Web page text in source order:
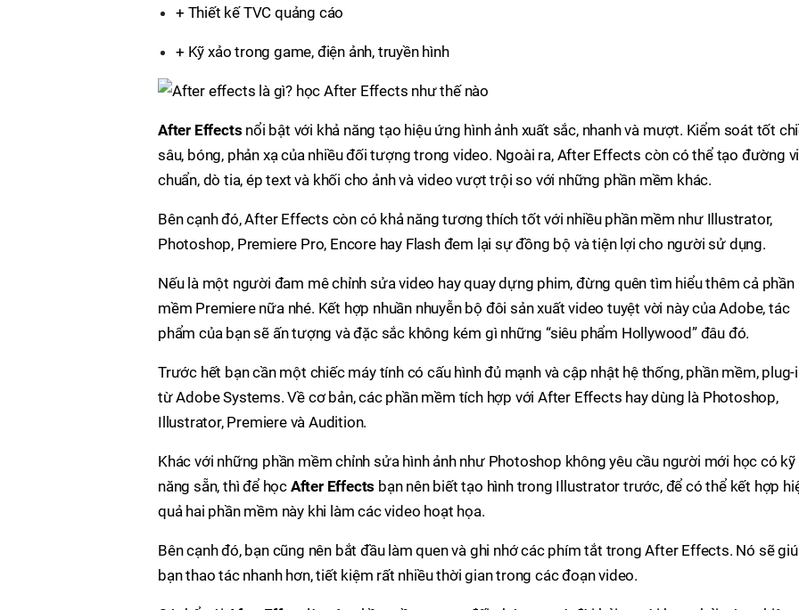
+ Thiết kế TVC quảng cáo
+ Kỹ xảo trong game, điện ảnh, truyền hình
After Effects nổi bật với khả năng tạo hiệu ứng hình ảnh xuất sắc, nhanh và mượt. Kiểm soát tốt
sâu, bóng, phản xạ của nhiều đối tượng trong video. Ngoài ra, After Effects còn có thể tạo đường
chuẩn, dò tia, ép text và khối cho ảnh và video vượt trội so với những phần mềm khác.
Bên cạnh đó, After Effects còn có khả năng tương thích tốt với nhiều phần mềm như Illustrator,
Photoshop, Premiere Pro, Encore hay Flash đem lại sự đồng bộ và tiện lợi cho người sử dụng.
Nếu là một người đam mê chỉnh sửa video hay quay dựng phim, đừng quên tìm hiểu thêm cả phần
mềm Premiere nữa nhé. Kết hợp nhuần nhuyễn bộ đôi sản xuất video tuyệt vời này của Adobe, tác
phẩm của bạn sẽ ấn tượng và đặc sắc không kém gì những “siêu phẩm Hollywood” đâu đó.
Trước hết bạn cần một chiếc máy tính có cấu hình đủ mạnh và cập nhật hệ thống, phần mềm, plug-
từ Adobe Systems. Về cơ bản, các phần mềm tích hợp với After Effects hay dùng là Photoshop,
Illustrator, Premiere và Audition.
Khác với những phần mềm chỉnh sửa hình ảnh như Photoshop không yêu cầu người mới học có kỹ
năng sẵn, thì để học After Effects bạn nên biết tạo hình trong Illustrator trước, để có thể kết hợp
quả hai phần mềm này khi làm các video hoạt họa.
Bên cạnh đó, bạn cũng nên bắt đầu làm quen và ghi nhớ các phím tắt trong After Effects. Nó sẽ
bạn thao tác nhanh hơn, tiết kiệm rất nhiều thời gian trong các đoạn video.